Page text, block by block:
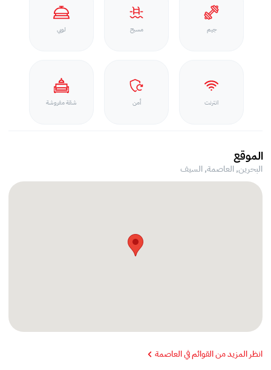
جيم مسبح لوبي
انترنت أمن شقة مفروشة
الموقع
البحرين, العاصمة,السيف
انظر المزيد من القوائم في العاصمة